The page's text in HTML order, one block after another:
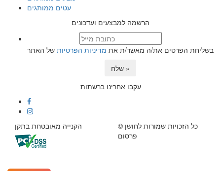
עטים ממותגים
הרשמה למבצעים ועדכונים
בשליחת הפרטים את/ה מאשר/ת את מדיניות הפרטיות של האתר
שלח »
עקבו אחרינו ברשתות
© כל הזכויות שמורות לחושן
פרסום
הקנייה מאובטחת בתקן